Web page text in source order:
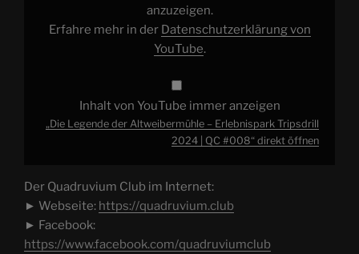
anzuzeigen.
Erfahre mehr in der Datenschutzerklärung von
YouTube.
Inhalt von YouTube immer anzeigen
„Die Legende der Altweibermühle – Erlebnispark Tripsdrill
2024 | QC #008“ direkt öffnen
Der Quadruvium Club im Internet:
► Webseite: https://quadruvium.club
► Facebook:
https://www.facebook.com/quadruviumclub